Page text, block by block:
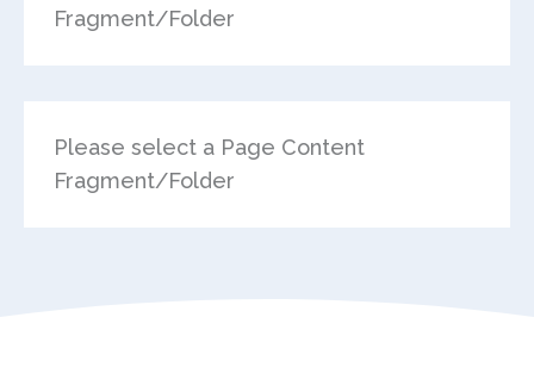
Fragment/Folder
Please select a Page Content
Fragment/Folder